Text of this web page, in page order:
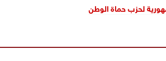
لحزب حماة الوطن